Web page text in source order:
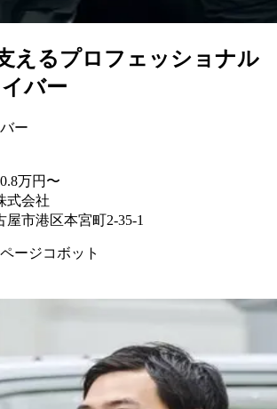
えるプロフェッショナル
バー
ー
万円〜
式会社
屋市港区本宮町2-35-1
ージコボット